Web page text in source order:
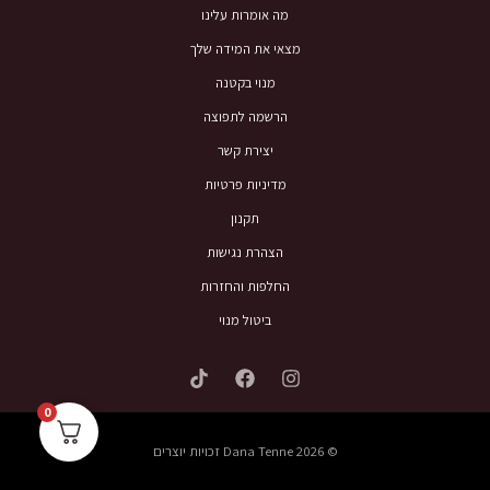
מה אומרות עלינו
מצאי את המידה שלך
מנוי בקטנה
הרשמה לתפוצה
יצירת קשר
מדיניות פרטיות
תקנון
הצהרת נגישות
החלפות והחזרות
ביטול מנוי
© 2026 Dana Tenne זכויות יוצרים
0